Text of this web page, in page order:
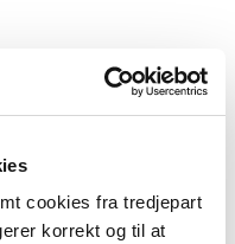
cookies fra tredjepart
korrekt og til at